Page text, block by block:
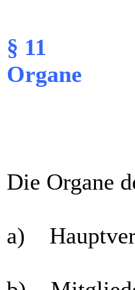
§ 11
Organe
Die Organe
a)